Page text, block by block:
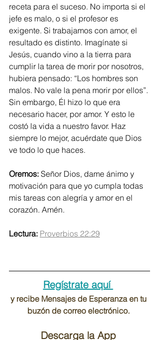
receta para el suceso. No importa si el
jefe es malo, o si el profesor es
exigente. Si trabajamos con amor, el
resultado es distinto. Imagínate si
Jesús, cuando vino a la tierra para
cumplir la tarea de morir por nosotros,
hubiera pensado: “Los hombres son
malos. No vale la pena morir por ellos”.
Sin embargo, Él hizo lo que era
necesario hacer, por amor. Y esto le
costó la vida a nuestro favor. Haz
siempre lo mejor, acuérdate que Dios
ve todo lo que haces.
Oremos: Señor Dios, dame ánimo y
motivación para que yo cumpla todas
mis tareas con alegría y amor en el
corazón. Amén.
Lectura: Proverbios 22:29
Regístrate aquí
y recibe Mensajes de Esperanza en tu
buzón de correo electrónico.
Descarga la App